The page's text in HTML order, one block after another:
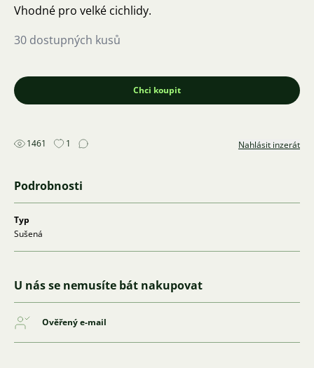
Vhodné pro velké cichlidy.
30 dostupných kusů
Chci koupit
1461 1 Nahlásit inzerát
Podrobnosti
Typ
Sušená
U nás se nemusíte bát nakupovat
Ověřený e-mail